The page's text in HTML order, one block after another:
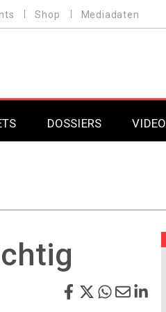
Shop Mediadaten
DOSSIERS
DAB+
VIDEO